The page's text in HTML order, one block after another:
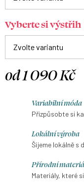
Vyberte si výstřih
od1 090 Kč
Variabilní móda
Přizpůsobte si
Lokální výroba
Šijeme lokálně s
Přírodní
Materiály, které